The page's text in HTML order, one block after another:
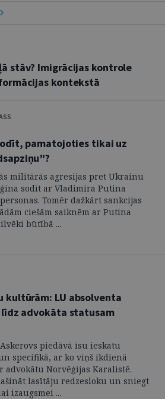
stāv? Imigrācijas kontrole
kontekstā
pamatojoties tikai uz
militārās agresijas pret Ukrainu
sodīt ar Vladimira Putina
Tomēr dažkārt sankcijas
ciešām saiknēm ar Putina
būtībā ...
kultūrām: LU absolventa
advokāta statusam
piedāvā īsu ieskatu
specifikā, ar ko viņš ikdienā
advokātu Norvēģijas Karalistē.
lasītāju redzesloku un sniegt
izaugsmei ...